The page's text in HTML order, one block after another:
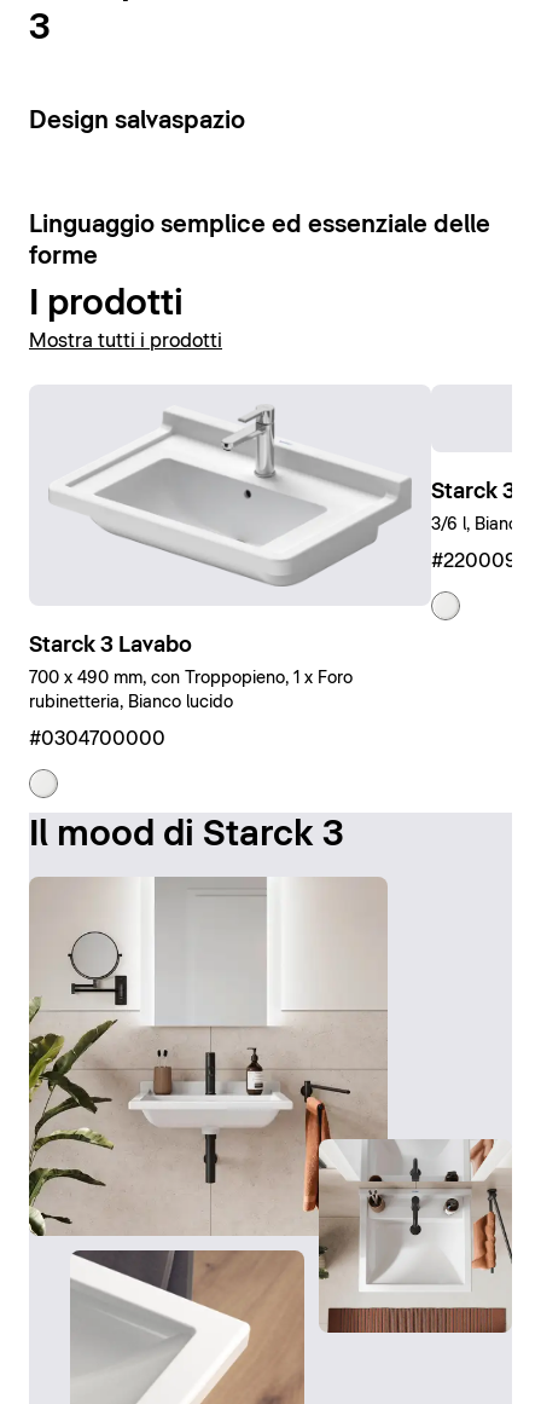
gli spazi più piccoli: con una sporgenza di soli 485
pavimento o sospesi abbinati.
modello di orinatoio con una larghezza di soli 245 mm,
estremamente sottile e salvaspazio.
Visualizza gli orinatoi
3
Design salvaspazio
Linguaggio semplice ed essenziale delle
forme
I prodotti
Mostra tutti i prodotti
Starck 3 Lavabo
700 x 490 mm, con Troppopieno, 1 x Foro
rubinetteria, Bianco lucido
#0304700000
Starck 3
3/6 l, Bianco
Il mood di Starck 3